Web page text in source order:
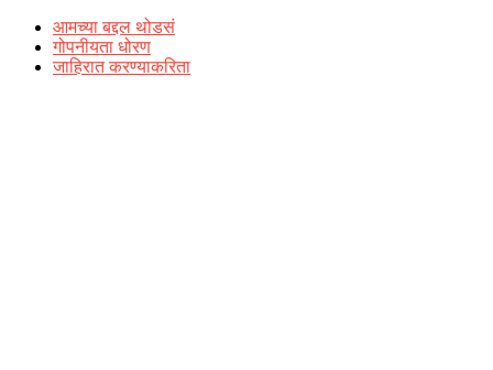
आमच्या बद्दल थोडसं
गोपनीयता धोरण
जाहिरात करण्याकरिता